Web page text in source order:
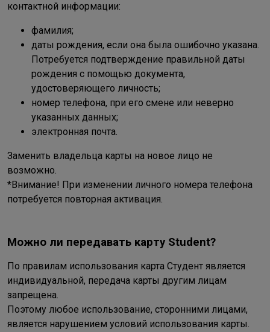
контактной информации:
фамилия;
даты рождения, если она была ошибочно указана.
Потребуется подтверждение правильной даты
рождения с помощью документа,
удостоверяющего личность;
номер телефона, при его смене или неверно
указанных данных;
электронная почта.
Заменить владельца карты на новое лицо не
возможно.
*Внимание! При изменении личного номера телефона
потребуется повторная активация.
Можно ли передавать карту Student?
По правилам использования карта Студент является
индивидуальной, передача карты другим лицам
запрещена.
Поэтому любое использование, сторонними лицами,
является нарушением условий использования карты.